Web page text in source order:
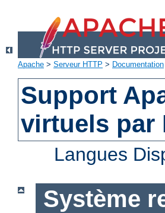
Apache > Serveur HTTP > Documentation
Support
virtuels par
Langues
Système